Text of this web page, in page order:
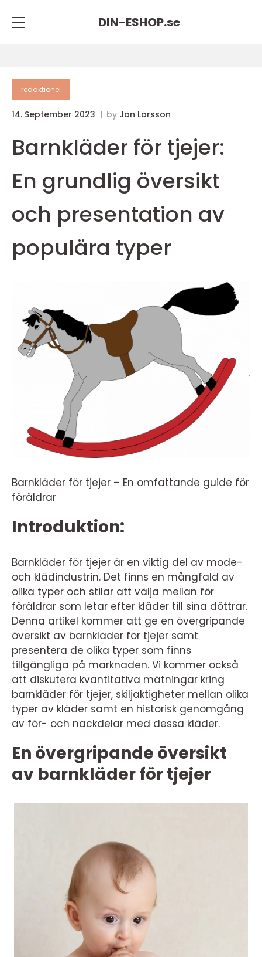
DIN-ESHOP.se
redaktionel
14. September 2023 by Jon Larsson
Barnkläder för tjejer:
En grundlig översikt
och presentation av
populära typer
Barnkläder för tjejer – En omfattande guide för
föräldrar
Introduktion:
Barnkläder för tjejer är en viktig del av mode-
och klädindustrin. Det finns en mångfald av
olika typer och stilar att välja mellan för
föräldrar som letar efter kläder till sina döttrar.
Denna artikel kommer att ge en övergripande
översikt av barnkläder för tjejer samt
presentera de olika typer som finns
tillgängliga på marknaden. Vi kommer också
att diskutera kvantitativa mätningar kring
barnkläder för tjejer, skiljaktigheter mellan olika
typer av kläder samt en historisk genomgång
av för- och nackdelar med dessa kläder.
En övergripande översikt
av barnkläder för tjejer